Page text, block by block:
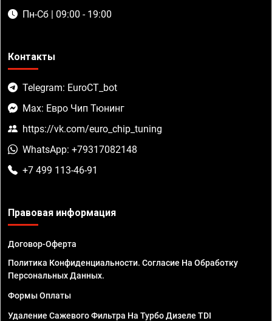
Пн-Сб | 09:00 - 19:00
Контакты
Telegram: EuroCT_bot
Max: Евро Чип Тюнинг
https://vk.com/euro_chip_tuning
WhatsApp: +79317082148
+7 499 113-46-91
Правовая информация
Договор-Оферта
Политика Конфиденциальности. Согласие На Обработку
Персональных Данных.
Формы Оплаты
Удаление Сажевого Фильтра На Турбо Дизеле TDI